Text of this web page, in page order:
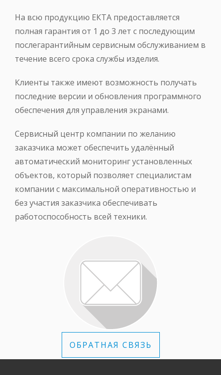
На всю продукцию ЕКТА предоставляется
полная гарантия от 1 до 3 лет с последующим
послегарантийным сервисным обслуживанием в
течение всего срока службы изделия.
Клиенты также имеют возможность получать
последние версии и обновления программного
обеспечения для управления экранами.
Сервисный центр компании по желанию
заказчика может обеспечить удалённый
автоматический мониторинг установленных
объектов, который позволяет специалистам
компании с максимальной оперативностью и
без участия заказчика обеспечивать
работоспособность всей техники.
ОБРАТНАЯ СВЯЗЬ